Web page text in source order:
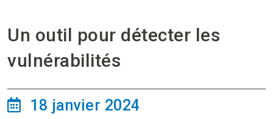
Un outil pour détecter les
vulnérabilités
18 janvier 2024